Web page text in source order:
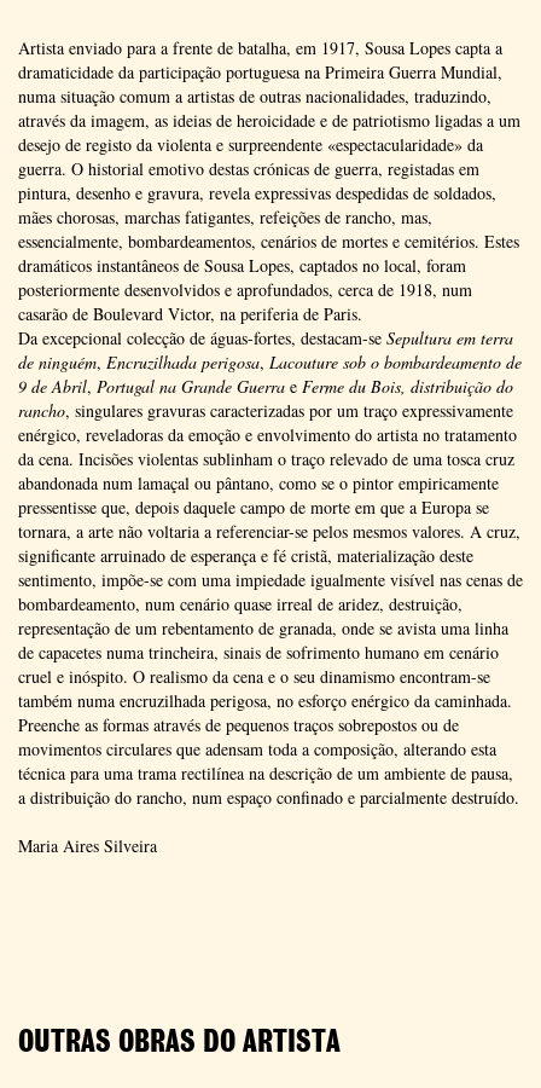
Artista enviado para a frente de batalha, em 1917, Sousa Lopes capta a
dramaticidade da participação portuguesa na Primeira Guerra Mundial,
numa situação comum a artistas de outras nacionalidades, traduzindo,
através da imagem, as ideias de heroicidade e de patriotismo ligadas a um
desejo de registo da violenta e surpreendente «espectacularidade» da
guerra. O historial emotivo destas crónicas de guerra, registadas em
pintura, desenho e gravura, revela expressivas despedidas de soldados,
mães chorosas, marchas fatigantes, refeições de rancho, mas,
essencialmente, bombardeamentos, cenários de mortes e cemitérios. Estes
dramáticos instantâneos de Sousa Lopes, captados no local, foram
posteriormente desenvolvidos e aprofundados, cerca de 1918, num
casarão de Boulevard Victor, na periferia de Paris.
Da excepcional colecção de águas-fortes, destacam-se Sepultura em terra
de ninguém, Encruzilhada perigosa, Lacouture sob o bombardeamento de
9 de Abril, Portugal na Grande Guerra e Ferme du Bois, distribuição do
rancho, singulares gravuras caracterizadas por um traço expressivamente
enérgico, reveladoras da emoção e envolvimento do artista no tratamento
da cena. Incisões violentas sublinham o traço relevado de uma tosca cruz
abandonada num lamaçal ou pântano, como se o pintor empiricamente
pressentisse que, depois daquele campo de morte em que a Europa se
tornara, a arte não voltaria a referenciar-se pelos mesmos valores. A cruz,
significante arruinado de esperança e fé cristã, materialização deste
sentimento, impõe-se com uma impiedade igualmente visível nas cenas de
bombardeamento, num cenário quase irreal de aridez, destruição,
representação de um rebentamento de granada, onde se avista uma linha
de capacetes numa trincheira, sinais de sofrimento humano em cenário
cruel e inóspito. O realismo da cena e o seu dinamismo encontram-se
também numa encruzilhada perigosa, no esforço enérgico da caminhada.
Preenche as formas através de pequenos traços sobrepostos ou de
movimentos circulares que adensam toda a composição, alterando esta
técnica para uma trama rectilínea na descrição de um ambiente de pausa,
a distribuição do rancho, num espaço confinado e parcialmente destruído.
Maria Aires Silveira
OUTRAS OBRAS DO ARTISTA